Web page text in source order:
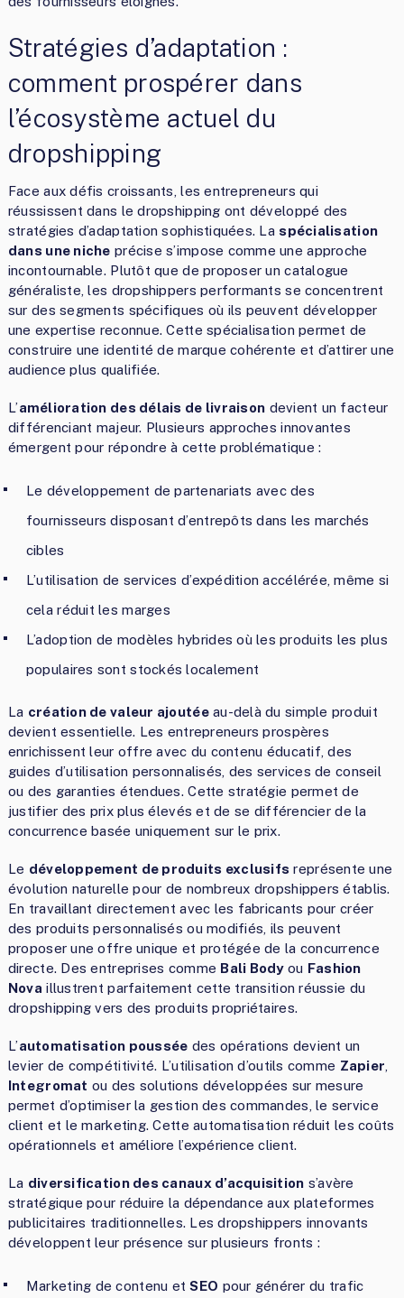
Stratégies d’adaptation :
comment prospérer dans
l’écosystème actuel du
dropshipping
Face aux défis croissants, les entrepreneurs qui
réussissent dans le dropshipping ont développé des
stratégies d’adaptation sophistiquées. La spécialisation
dans une niche précise s’impose comme une approche
incontournable. Plutôt que de proposer un catalogue
généraliste, les dropshippers performants se concentrent
sur des segments spécifiques où ils peuvent développer
une expertise reconnue. Cette spécialisation permet de
construire une identité de marque cohérente et d’attirer une
audience plus qualifiée.
L’amélioration des délais de livraison devient un facteur
différenciant majeur. Plusieurs approches innovantes
émergent pour répondre à cette problématique :
Le développement de partenariats avec des
fournisseurs disposant d’entrepôts dans les marchés
cibles
L’utilisation de services d’expédition accélérée, même si
cela réduit les marges
L’adoption de modèles hybrides où les produits les plus
populaires sont stockés localement
La création de valeur ajoutéeau-delà du simple produit
devient essentielle. Les entrepreneurs prospères
enrichissent leur offre avec du contenu éducatif, des
guides d’utilisation personnalisés, des services de conseil
ou des garanties étendues. Cette stratégie permet de
justifier des prix plus élevés et de se différencier de la
concurrence basée uniquement sur le prix.
Le développement de produits exclusifs représente une
évolution naturelle pour de nombreux dropshippers établis.
En travaillant directement avec les fabricants pour créer
des produits personnalisés ou modifiés, ils peuvent
proposer une offre unique et protégée de la concurrence
directe. Des entreprises comme Bali Bodyou Fashion
Nova illustrent parfaitement cette transition réussie du
dropshipping vers des produits propriétaires.
L’automatisation poussée des opérations devient un
levier de compétitivité. L’utilisation d’outils comme Zapier
Integromat ou des solutions développées sur mesure
permet d’optimiser la gestion des commandes, le service
client et le marketing. Cette automatisation réduit les coûts
opérationnels et améliore l’expérience client.
La diversification des canaux d’acquisition s’avère
stratégique pour réduire la dépendance aux plateformes
publicitaires traditionnelles. Les dropshippers innovants
développent leur présence sur plusieurs fronts :
Marketing de contenu etSEO pour générer du trafic